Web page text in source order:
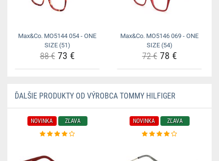
Max&Co. MO5144 054 - ONE
SIZE (51)
88 €73 €
Max&Co. MO5146 069 - ONE
SIZE (54)
72 €78 €
ĎALŠIE PRODUKTY OD VÝROBCA TOMMY HILFIGER
NOVINKA ZĽAVA NOVINKA ZĽAVA